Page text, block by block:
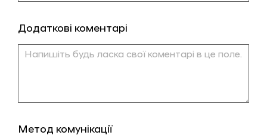
Додаткові коментарі
Метод комунікації